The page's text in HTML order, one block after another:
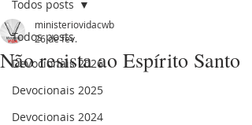
Todos posts
Devocionais 2026
Devocionais 2025
Devocionais 2024
Todos posts
Não resista ao Espírito Santo
ministeriovidacwb
26 de fev.